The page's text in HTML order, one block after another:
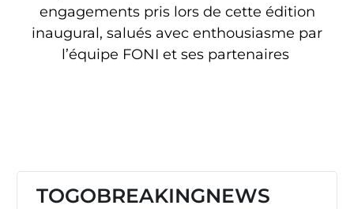
engagements pris lors de cette édition
inaugural, salués avec enthousiasme par
l’équipe FONI et ses partenaires
TOGOBREAKINGNEWS